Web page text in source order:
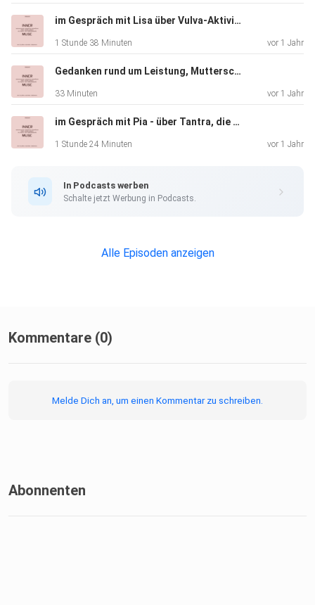
gesünder gestalten?
Ich nehme dich in den kommenden Wochen mit auf dem
Weg, wie aus
mit all den
Herausforderungen, dem kreativen Prozess und meinen
im Gespräch mit Lisa über Vulva-Aktivismus, geteilte Verletzlichkeit & die Macht von Sprache
1 Stunde 38 Minuten vor 1 Jahr
Gedanken rund um Leistung, Mutterschaft & das Girlboss-Narrativ
33 Minuten vor 1 Jahr
im Gespräch mit Pia - über Tantra, die Reise zum authentischen Ich, integrative Spiritualität & ihren Ansatz beim Unterrichten
1 Stunde 24 Minuten vor 1 Jahr
In Podcasts werben
Schalte jetzt Werbung in Podcasts.
Alle Episoden anzeigen
Kommentare (0)
Melde Dich an, um einen Kommentar zu schreiben.
Abonnenten